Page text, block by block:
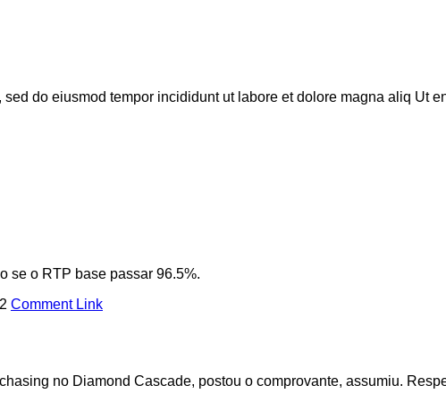
do eiusmod tempor incididunt ut labore et dolore magna aliq Ut
se o RTP base passar 96.5%.
Comment Link
no Diamond Cascade, postou o comprovante, assumiu.